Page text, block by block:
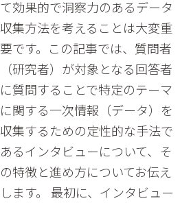
て効果的で洞察力のあるデータ
収集方法を考えることは大変重
要です。この記事では、質問者
（研究者）が対象となる回答者
に質問することで特定のテーマ
に関する一次情報（データ）を
収集するための定性的な手法で
あるインタビューについて、そ
の特徴と進め方についてお伝え
します。 最初に、インタビュー